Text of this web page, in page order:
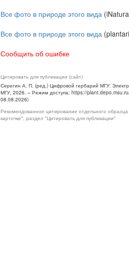
Все фото в природе этого вида
Все фото в природе этого вида
Сообщить об ошибке
Цитировать для публикации (сайт)
Серегин А. П. (ред.) Цифровой гербарий МГУ:
МГУ, 2026. – Режим доступа: https://
08.08.2026)
Рекомендованное цитирование отдельного
карточке", раздел "Цитировать для публикации"